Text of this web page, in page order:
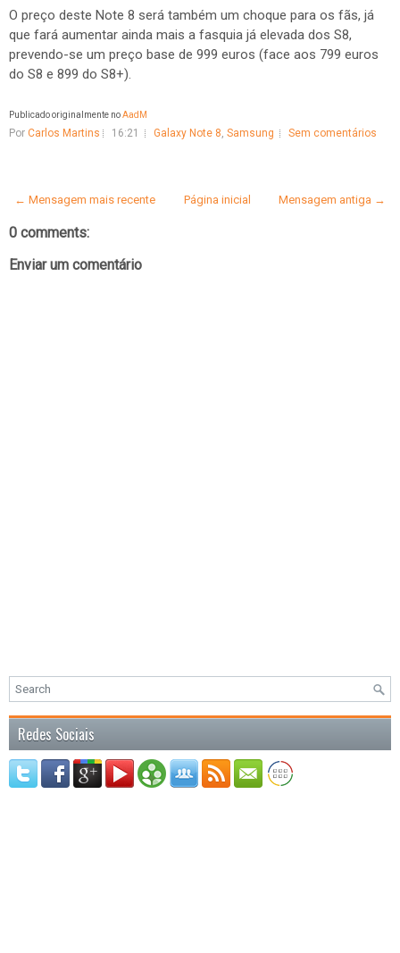
O preço deste Note 8 será também um choque para os fãs, já
que fará aumentar ainda mais a fasquia já elevada dos S8,
prevendo-se um preço base de 999 euros (face aos 799 euros
do S8 e 899 do S8+).
Publicado originalmente noAadM
Por Carlos Martins 16:21 Galaxy Note 8, Samsung Sem comentários
← Mensagem mais recente Mensagem antiga →
Página inicial
0 comments:
Enviar um comentário
Redes Sociais